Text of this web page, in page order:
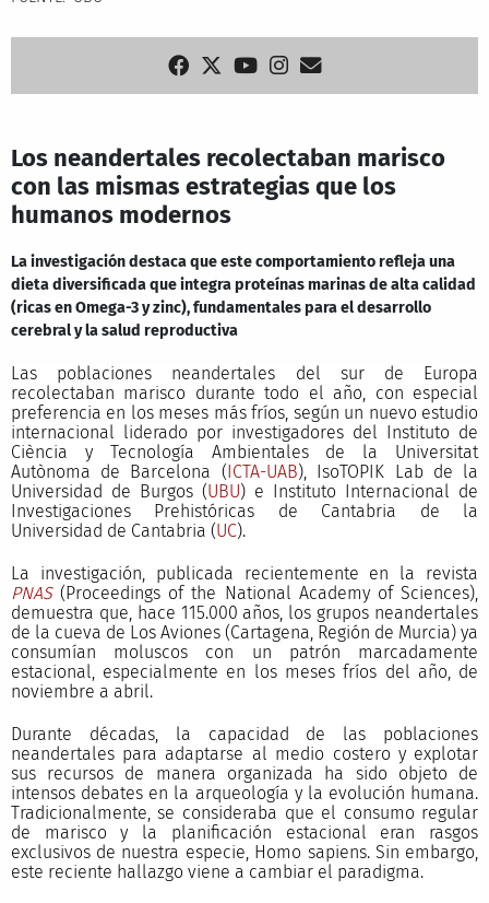
Los neandertales recolectaban marisco
con las mismas estrategias que los
humanos modernos
La investigación destaca que este comportamiento refleja una
dieta diversificada que integra proteínas marinas de alta calidad
(ricas en Omega-3 y zinc), fundamentales para el desarrollo
cerebral y la salud reproductiva
Las poblaciones neandertales del sur de Europa
recolectaban marisco durante todo el año, con especial
preferencia en los meses más fríos, según un nuevo estudio
internacional liderado por investigadores del Instituto de
Ciència y Tecnología Ambientales de la Universitat
Autònoma de Barcelona (ICTA-UAB), IsoTOPIK Lab de la
Universidad de Burgos (UBU) e Instituto Internacional de
Investigaciones Prehistóricas de Cantabria de la
Universidad de Cantabria (UC).
La investigación, publicada recientemente en la revista
PNAS(Proceedings of the National Academy of Sciences),
demuestra que, hace 115.000 años, los grupos neandertales
de la cueva de Los Aviones (Cartagena, Región de Murcia) ya
consumían moluscos con un patrón marcadamente
estacional, especialmente en los meses fríos del año, de
noviembre a abril.
Durante décadas, la capacidad de las poblaciones
neandertales para adaptarse al medio costero y explotar
sus recursos de manera organizada ha sido objeto de
intensos debates en la arqueología y la evolución humana.
Tradicionalmente, se consideraba que el consumo regular
de marisco y la planificación estacional eran rasgos
exclusivos de nuestra especie, Homo sapiens. Sin embargo,
este reciente hallazgo viene a cambiar el paradigma.